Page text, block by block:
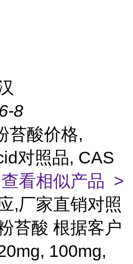
8
苔酸价格,
对照品, CAS
查看相似产品 >
,厂家直销对照
苔酸 根据客户
100mg,